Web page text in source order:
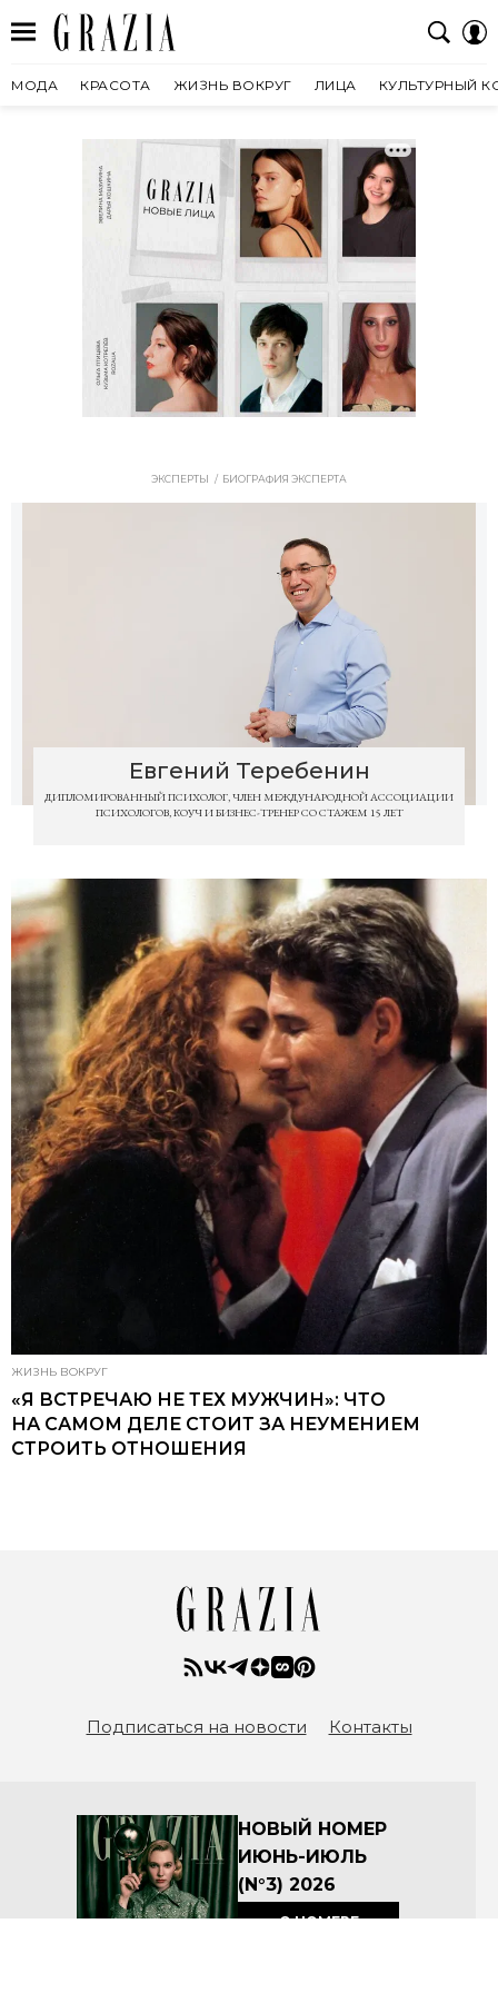
МОДА КРАСОТА ЖИЗНЬ ВОКРУГ ЛИЦА КУЛЬТУРНЫЙ
ЭКСПЕРТЫ БИОГРАФИЯ ЭКСПЕРТА
Евгений Теребенин
ДИПЛОМИРОВАННЫЙ ПСИХОЛОГ, ЧЛЕН МЕЖДУНАРОДНОЙ АССОЦИАЦИИ
ПСИХОЛОГОВ, КОУЧ И БИЗНЕС-ТРЕНЕР СО СТАЖЕМ 15 ЛЕТ
ЖИЗНЬ ВОКРУГ
«Я ВСТРЕЧАЮ НЕ ТЕХ МУЖЧИН»: ЧТО
НА САМОМ ДЕЛЕ СТОИТ ЗА НЕУМЕНИЕМ
СТРОИТЬ ОТНОШЕНИЯ
Подписаться на новости Контакты
НОВЫЙ НОМЕР
ИЮНЬ-ИЮЛЬ
(N°3) 2026
О НОМЕРЕ